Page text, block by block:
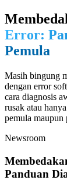
Error:
Pemula
Masih bingung
dengan error
cara diagnosis
rusak atau
pemula maupun
Newsroom
Panduan